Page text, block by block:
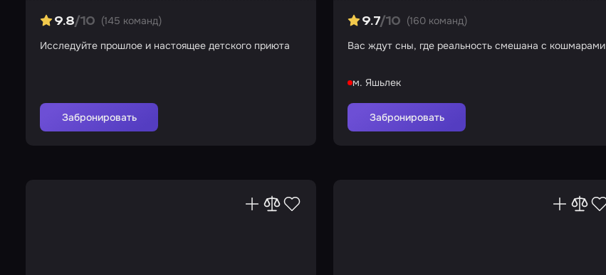
9.8/10 (145 команд)
Исследуйте прошлое и настоящее детского приюта
Забронировать
9.7/10 (160 команд)
Вас ждут сны, где реальность смешана с кошмарами
м. Яшьлек
Забронировать